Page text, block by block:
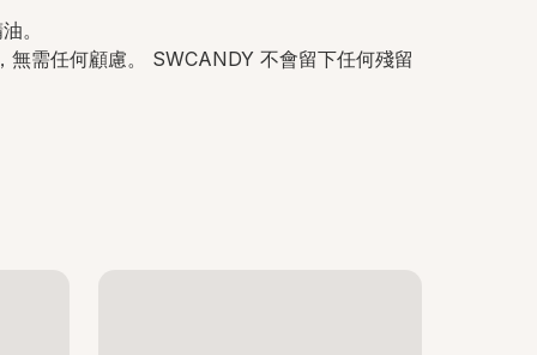
。
需任何顧慮。 SWCANDY 不會留下任何殘留